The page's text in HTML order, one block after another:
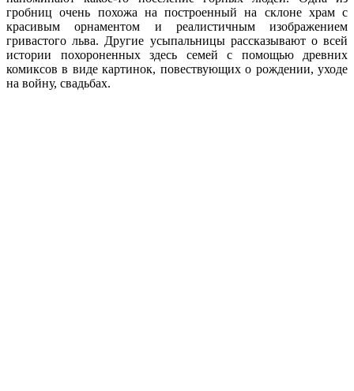
гробниц очень похожа на построенный на склоне храм с
красивым орнаментом и реалистичным изображением
гривастого льва. Другие усыпальницы рассказывают о всей
истории похороненных здесь семей с помощью древних
комиксов в виде картинок, повествующих о рождении, уходе
на войну, свадьбах.